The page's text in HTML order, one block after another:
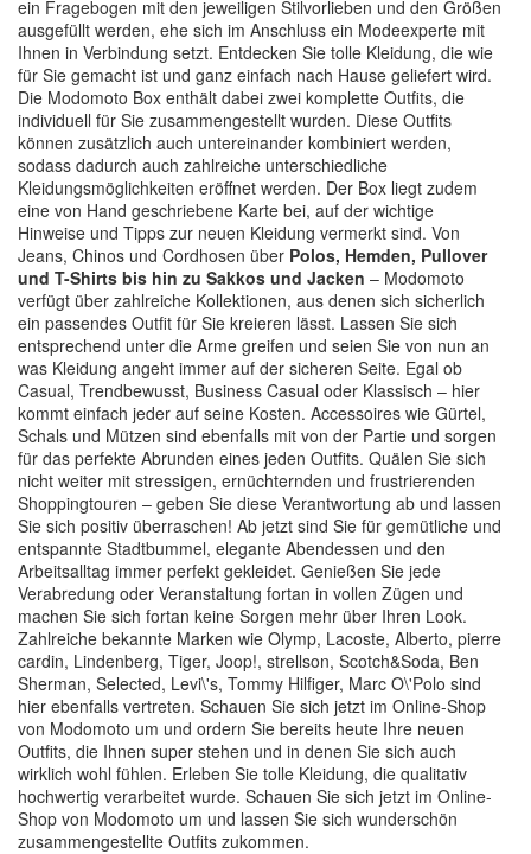
ein Fragebogen mit den jeweiligen Stilvorlieben und den Größen
ausgefüllt werden, ehe sich im Anschluss ein Modeexperte mit
Ihnen in Verbindung setzt. Entdecken Sie tolle Kleidung, die wie
für Sie gemacht ist und ganz einfach nach Hause geliefert wird.
Die Modomoto Box enthält dabei zwei komplette Outfits, die
individuell für Sie zusammengestellt wurden. Diese Outfits
können zusätzlich auch untereinander kombiniert werden,
sodass dadurch auch zahlreiche unterschiedliche
Kleidungsmöglichkeiten eröffnet werden. Der Box liegt zudem
eine von Hand geschriebene Karte bei, auf der wichtige
Hinweise und Tipps zur neuen Kleidung vermerkt sind. Von
Jeans, Chinos und Cordhosen über Polos, Hemden, Pullover
und T-Shirts bis hin zu Sakkos und Jacken – Modomoto
verfügt über zahlreiche Kollektionen, aus denen sich sicherlich
ein passendes Outfit für Sie kreieren lässt. Lassen Sie sich
entsprechend unter die Arme greifen und seien Sie von nun an
was Kleidung angeht immer auf der sicheren Seite. Egal ob
Casual, Trendbewusst, Business Casual oder Klassisch – hier
kommt einfach jeder auf seine Kosten. Accessoires wie Gürtel,
Schals und Mützen sind ebenfalls mit von der Partie und sorgen
für das perfekte Abrunden eines jeden Outfits. Quälen Sie sich
nicht weiter mit stressigen, ernüchternden und frustrierenden
Shoppingtouren – geben Sie diese Verantwortung ab und lassen
Sie sich positiv überraschen! Ab jetzt sind Sie für gemütliche und
entspannte Stadtbummel, elegante Abendessen und den
Arbeitsalltag immer perfekt gekleidet. Genießen Sie jede
Verabredung oder Veranstaltung fortan in vollen Zügen und
machen Sie sich fortan keine Sorgen mehr über Ihren Look.
Zahlreiche bekannte Marken wie Olymp, Lacoste, Alberto, pierre
cardin, Lindenberg, Tiger, Joop!, strellson, Scotch&Soda, Ben
Sherman, Selected, Levi\'s, Tommy Hilfiger, Marc O\'Polo sind
hier ebenfalls vertreten. Schauen Sie sich jetzt im Online-Shop
von Modomoto um und ordern Sie bereits heute Ihre neuen
Outfits, die Ihnen super stehen und in denen Sie sich auch
wirklich wohl fühlen. Erleben Sie tolle Kleidung, die qualitativ
hochwertig verarbeitet wurde. Schauen Sie sich jetzt im Online-
Shop von Modomoto um und lassen Sie sich wunderschön
zusammengestellte Outfits zukommen.